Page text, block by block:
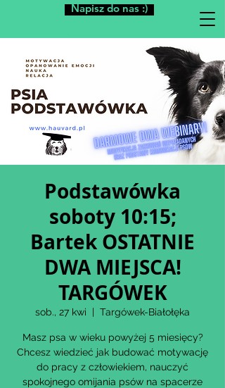
Napisz do nas :)
Podstawówka
soboty 10:15;
Bartek OSTATNIE
DWA MIEJSCA!
TARGÓWEK
sob., 27 kwi
  |
Targówek-Białołęka
Masz psa w wieku powyżej 5 miesięcy?
Chcesz wiedzieć jak budować motywację
do pracy z człowiekiem, nauczyć
spokojnego omijania psów na spacerze